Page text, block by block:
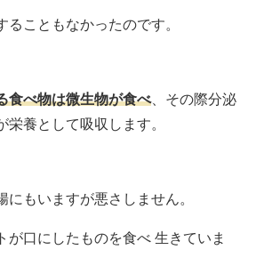
ることもなかったのです。
食べ物は微生物が食べ、その際分泌
栄養として吸収します。
にもいますが悪さしません。
が口にしたものを食べ 生きていま